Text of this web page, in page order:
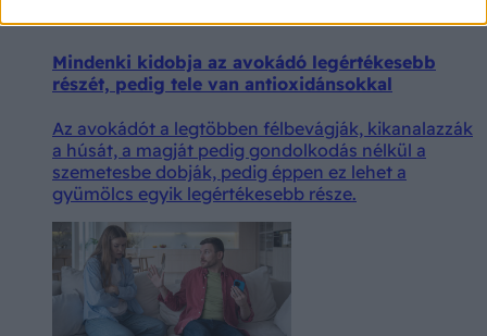
Mindenki kidobja az avokádó legértékesebb
részét, pedig tele van antioxidánsokkal
Az avokádót a legtöbben félbevágják, kikanalazzák
a húsát, a magját pedig gondolkodás nélkül a
szemetesbe dobják, pedig éppen ez lehet a
gyümölcs egyik legértékesebb része.